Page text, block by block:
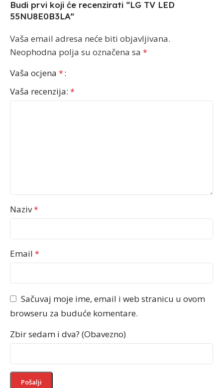
Budi prvi koji će recenzirati “LG TV LED
55NU8E0B3LA”
Vaša email adresa neće biti objavljivana.
Neophodna polja su označena sa *
Vaša ocjena *
Vaša recenzija: *
Naziv*
Email *
Sačuvaj moje ime, email i web stranicu u ovom
browseru za buduće komentare.
Zbir sedam i dva? (Obavezno)